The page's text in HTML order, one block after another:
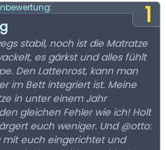
1
stabil, noch ist die Matratze
es gärkst und alles fühlt
Den Lattenrost, kann man
im Bett integriert ist. Meine
in unter einem Jahr
gleichen Fehler wie ich! Holt
euch weniger. Und @otto:
euch eingerichtet und